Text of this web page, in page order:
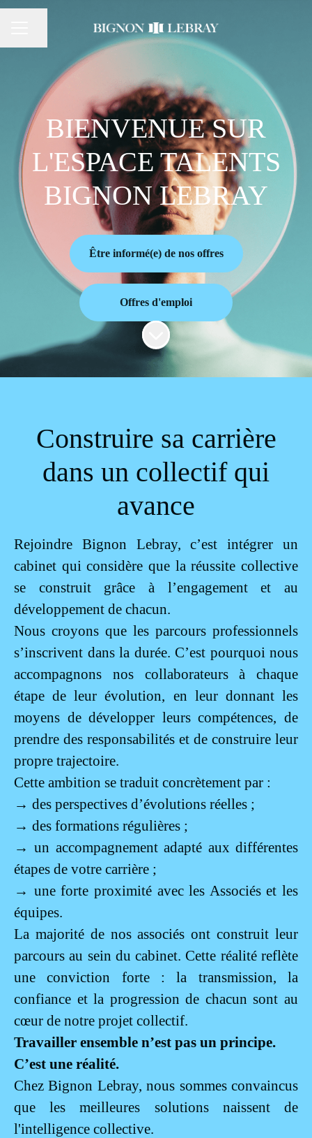
Partager la page
BIENVENUE SUR
L'ESPACE TALENTS
BIGNON LEBRAY
Être informé(e) de nos offres
Offres d'emploi
Faire défiler jusqu'au contenu
Construire sa carrière
dans un collectif qui
avance
Rejoindre Bignon Lebray, c’est intégrer un
cabinet qui considère que la réussite collective
se construit grâce à l’engagement et au
développement de chacun.
Nous croyons que les parcours professionnels
s’inscrivent dans la durée. C’est pourquoi nous
accompagnons nos collaborateurs à chaque
étape de leur évolution, en leur donnant les
moyens de développer leurs compétences, de
prendre des responsabilités et de construire leur
propre trajectoire.
Cette ambition se traduit concrètement par :
→ des perspectives d’évolutions réelles ;
→ des formations régulières ;
→un accompagnement adapté aux différentes
étapes de votre carrière ;
→ une forte proximité avec les Associés et les
équipes.
La majorité de nos associés ont construit leur
parcours au sein du cabinet. Cette réalité reflète
une conviction forte : la transmission, la
confiance et la progression de chacun sont au
cœur de notre projet collectif.
Travailler ensemble n’est pas un principe.
C’est une réalité.
Chez Bignon Lebray, nous sommes convaincus
que les meilleures solutions naissent de
l'intelligence collective.